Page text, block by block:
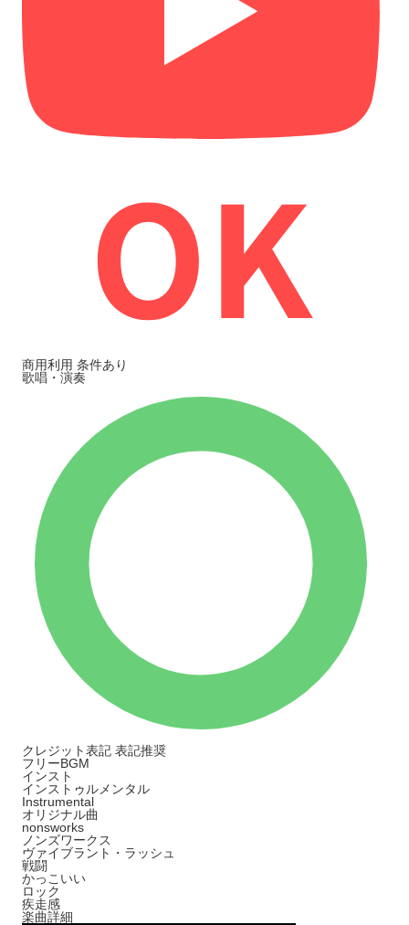
商用利用 条件あり
歌唱・演奏
クレジット表記 表記推奨
フリーBGM
インスト
インストゥルメンタル
Instrumental
オリジナル曲
nonsworks
ノンズワークス
ヴァイブラント・ラッシュ
戦闘
かっこいい
ロック
疾走感
楽曲詳細